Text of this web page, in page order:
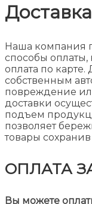
Наша компания
способы оплаты,
оплата по карте.
собственным
повреждение
доставки
подъем
позволяет
товары сохранив
ОПЛАТА
Вы можете